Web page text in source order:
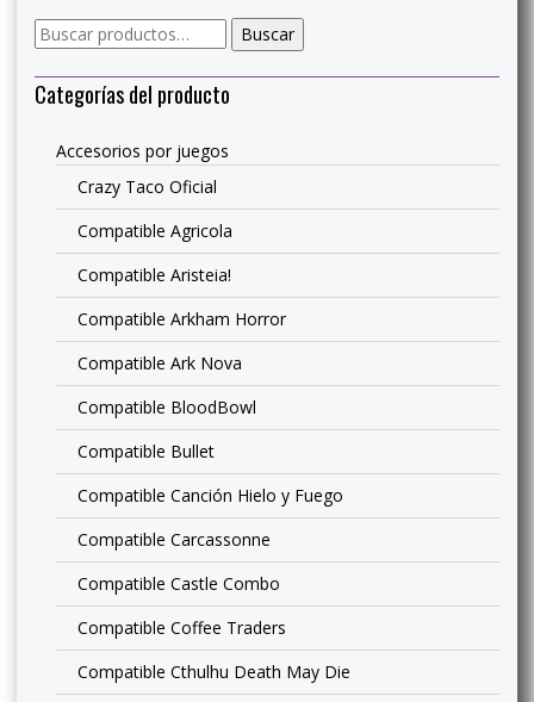
Buscar
por:
Buscar
Categorías del producto
Accesorios por juegos
Crazy Taco Oficial
Compatible Agricola
Compatible Aristeia!
Compatible Arkham Horror
Compatible Ark Nova
Compatible BloodBowl
Compatible Bullet
Compatible Canción Hielo y Fuego
Compatible Carcassonne
Compatible Castle Combo
Compatible Coffee Traders
Compatible Cthulhu Death May Die